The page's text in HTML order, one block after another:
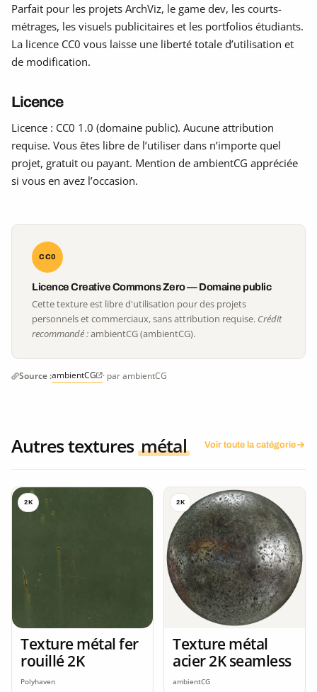
Parfait pour les projets ArchViz, le game dev, les courts-
métrages, les visuels publicitaires et les portfolios étudiants.
La licence CC0 vous laisse une liberté totale d’utilisation et
de modification.
Licence
Licence : CC0 1.0 (domaine public). Aucune attribution
requise. Vous êtes libre de l’utiliser dans n’importe quel
projet, gratuit ou payant. Mention de ambientCG appréciée
si vous en avez l’occasion.
CC0
Licence Creative Commons Zero — Domaine public
Cette texture est libre d'utilisation pour des projets
personnels et commerciaux, sans attribution requise. Crédit
recommandé :ambientCG (ambientCG).
Source :ambientCG · par ambientCG
Autres textures métal Voir toute la catégorie
2K
Texture métal fer
rouillé 2K
Polyhaven
2K
Texture métal
acier 2K seamless
ambientCG